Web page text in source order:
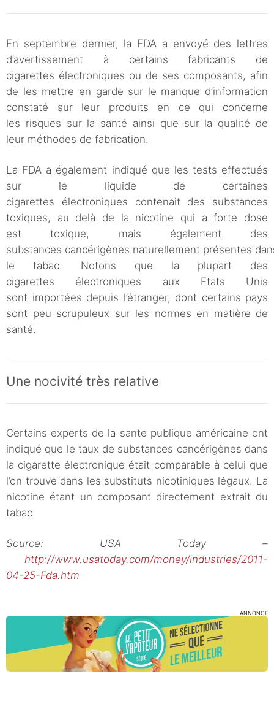
En septembre dernier, la FDA a envoyé des lettres
d’avertissement à certains fabricants de
cigarettes électroniques ou de ses composants, afin
de les mettre en garde sur le manque d’information
constaté sur leur produits en ce qui concerne
les risques sur la santé ainsi que sur la qualité de
leur méthodes de fabrication.
La FDA a également indiqué que les tests effectués
sur le liquide de certaines
cigarettes électroniques contenait des substances
toxiques, au delà de la nicotine qui a forte dose
est toxique, mais également des
substances cancérigènes naturellement présentes
le tabac. Notons que la plupart des
cigarettes électroniques aux Etats Unis
sont importées depuis l’étranger, dont certains pays
sont peu scrupuleux sur les normes en matière de
santé.
Une nocivité très relative
Certains experts de la sante publique américaine ont
indiqué que le taux de substances cancérigènes dans
la cigarette électronique était comparable à celui que
l’on trouve dans les substituts nicotiniques légaux. La
nicotine étant un composant directement extrait du
tabac.
Source: USA Today –
http://www.usatoday.com/money/industries/2011-
04-25-Fda.htm
ANNONCE